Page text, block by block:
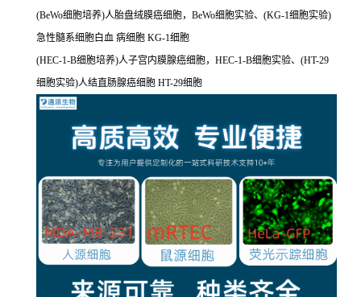
(BeWo细胞培养)人胎盘绒膜癌细胞，BeWo细胞实验、(KG-1细胞实验)
急性髓系细胞白血 病细胞 KG-1细胞
(HEC-1-B细胞培养)人子宫内膜腺癌细胞，HEC-1-B细胞实验、(HT-29
细胞实验)人结直肠腺癌细胞 HT-29细胞